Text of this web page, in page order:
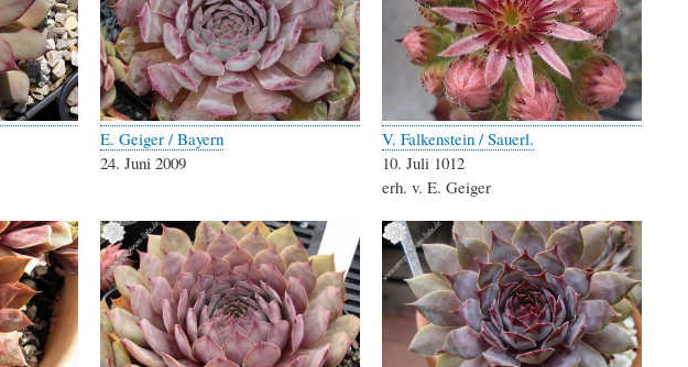
E. Geiger / Bayern
24. Juni 2009
V. Falkenstein / Sauerl.
10. Juli 1012
erh. v. E. Geiger